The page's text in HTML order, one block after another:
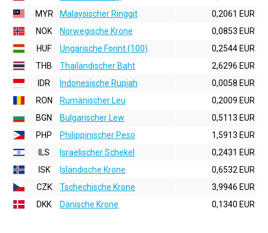
MYR
Malaysischer Ringgit
0,2061 EUR
NOK
Norwegische Krone
0,0853 EUR
HUF
Ungarische Forint (100)
0,2544 EUR
THB
Thailändischer Baht
2,6296 EUR
IDR
Indonesische Rupiah
0,0058 EUR
RON
Rumänischer Leu
0,2009 EUR
BGN
Bulgarischer Lew
0,5113 EUR
PHP
Philippinischer Peso
1,5913 EUR
ILS
Israelischer Schekel
0,2431 EUR
ISK
Isländische Krone
0,6532 EUR
CZK
Tschechische Krone
3,9946 EUR
DKK
Dänische Krone 0,1340 EUR